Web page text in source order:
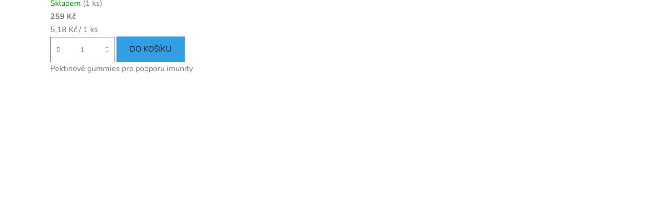
Skladem (1 ks)
259 Kč
Měrná
5,18 Kč / 1 ks
DO KOŠÍKU
Pektinové gummies pro podporu imunity